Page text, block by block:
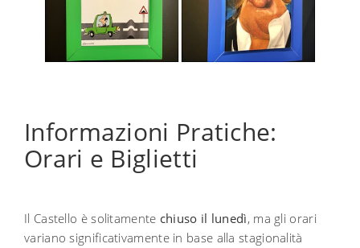
Informazioni Pratiche:
Orari e Biglietti
Il Castello è solitamente chiuso il lunedì, ma gli orari
variano significativamente in base alla stagionalità